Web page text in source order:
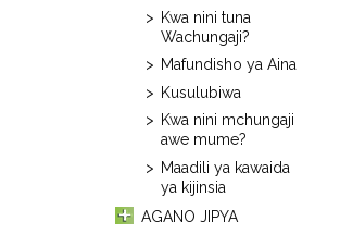
Kwa nini tuna
Wachungaji?
Mafundisho ya Aina
Kusulubiwa
Kwa nini mchungaji
awe mume?
Maadili ya kawaida
ya kijinsia
AGANO JIPYA